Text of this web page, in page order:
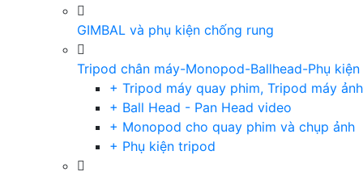
GIMBAL và phụ kiện chống rung
Tripod chân máy-Monopod-Ballhead-Phụ kiện
+ Tripod máy quay phim, Tripod máy
+ Ball Head - Pan Head video
+ Monopod cho quay phim và chụp ảnh
+ Phụ kiện tripod